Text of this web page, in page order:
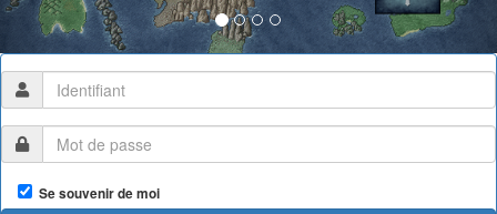
Se souvenir de moi